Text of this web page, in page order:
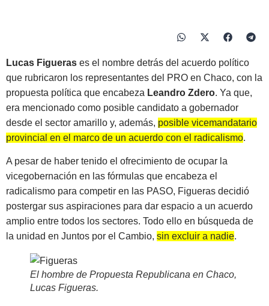
Lucas Figueras es el nombre detrás del acuerdo político
que rubricaron los representantes del PRO en Chaco, con la
propuesta política que encabeza Leandro Zdero. Ya que,
era mencionado como posible candidato a gobernador
desde el sector amarillo y, además, posible vicemandatario
provincial en el marco de un acuerdo con el radicalismo.
A pesar de haber tenido el ofrecimiento de ocupar la
vicegobernación en las fórmulas que encabeza el
radicalismo para competir en las PASO, Figueras decidió
postergar sus aspiraciones para dar espacio a un acuerdo
amplio entre todos los sectores. Todo ello en búsqueda de
la unidad en Juntos por el Cambio, sin excluir a nadie.
El hombre de Propuesta Republicana en Chaco,
Lucas Figueras.